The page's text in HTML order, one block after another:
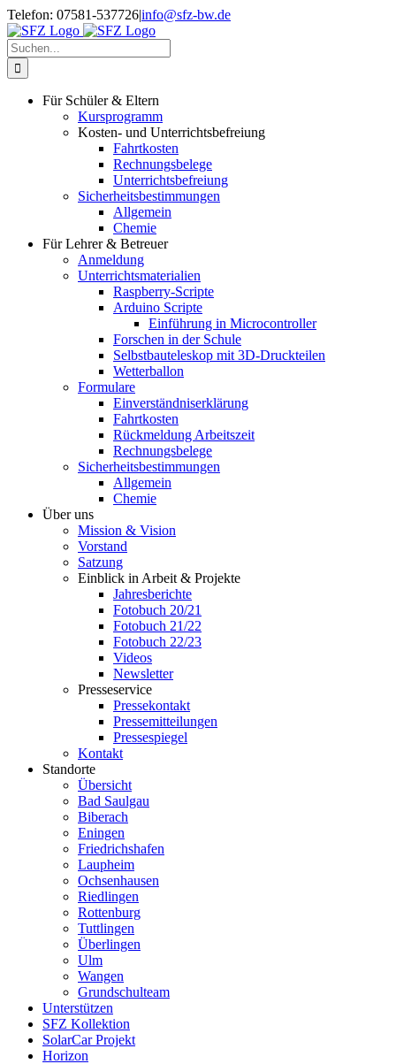
Zum
Inhalt
springen
Telefon: 07581-537726|info@sfz-bw.de
Suche
nach:
Für Schüler & Eltern
Kursprogramm
Kosten- und Unterrichtsbefreiung
Fahrtkosten
Rechnungsbelege
Unterrichtsbefreiung
Sicherheitsbestimmungen
Allgemein
Chemie
Für Lehrer & Betreuer
Anmeldung
Unterrichtsmaterialien
Raspberry-Scripte
Arduino Scripte
Einführung in Microcontroller
Forschen in der Schule
Selbstbauteleskop mit 3D-Druckteilen
Wetterballon
Formulare
Einverständniserklärung
Fahrtkosten
Rückmeldung Arbeitszeit
Rechnungsbelege
Sicherheitsbestimmungen
Allgemein
Chemie
Über uns
Mission & Vision
Vorstand
Satzung
Einblick in Arbeit & Projekte
Jahresberichte
Fotobuch 20/21
Fotobuch 21/22
Fotobuch 22/23
Videos
Newsletter
Presseservice
Pressekontakt
Pressemitteilungen
Pressespiegel
Kontakt
Standorte
Übersicht
Bad Saulgau
Biberach
Eningen
Friedrichshafen
Laupheim
Ochsenhausen
Riedlingen
Rottenburg
Tuttlingen
Überlingen
Ulm
Wangen
Grundschulteam
Unterstützen
SFZ Kollektion
SolarCar Projekt
Horizon